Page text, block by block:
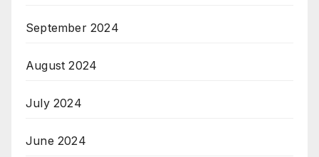
September 2024
August 2024
July 2024
June 2024